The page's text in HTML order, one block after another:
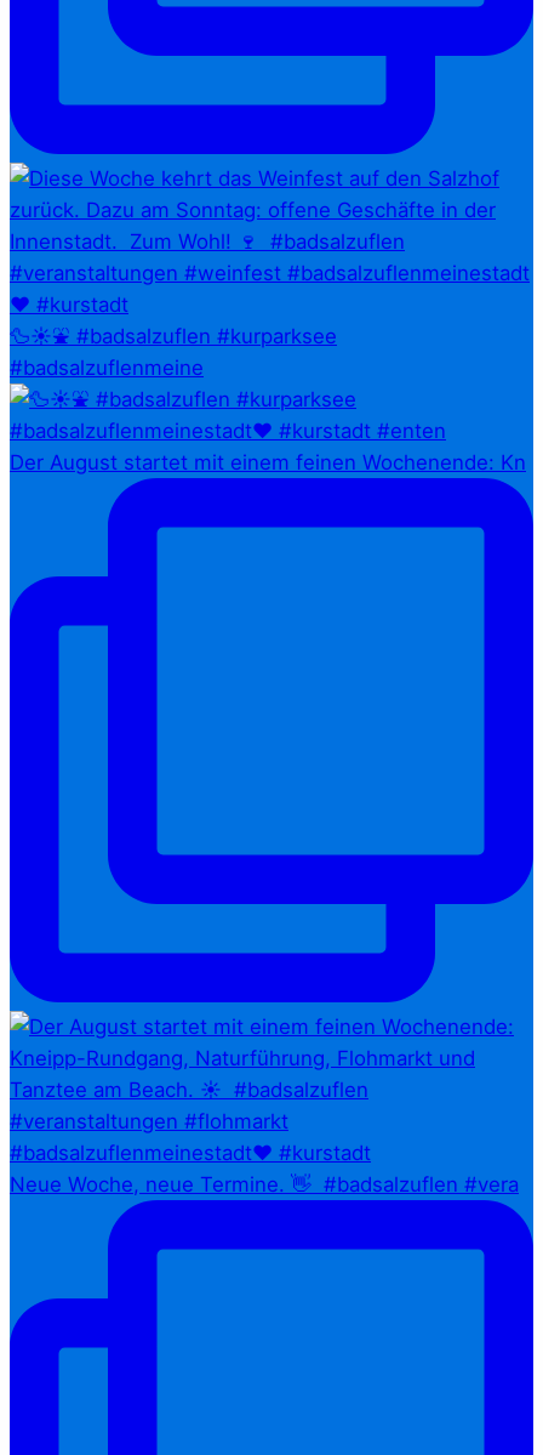
🦆☀️⛲ #badsalzuflen #kurparksee
#badsalzuflenmeine
Der August startet mit einem feinen Wochenende: Kn
Neue Woche, neue Termine. 👋⁠ ⁠ #badsalzuflen #vera